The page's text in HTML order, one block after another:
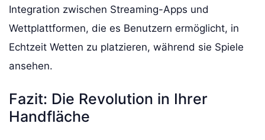
Integration zwischen Streaming-Apps und
Wettplattformen, die es Benutzern ermöglicht, in
Echtzeit Wetten zu platzieren, während sie Spiele
ansehen.
Fazit: Die Revolution in Ihrer
Handfläche